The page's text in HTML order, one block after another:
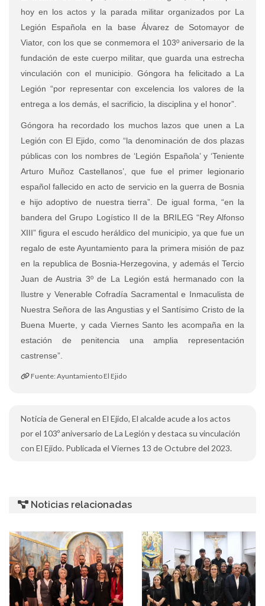
hoy en los actos y la parada militar organizados por La
Legión Española en la base Álvarez de Sotomayor de
Viator, con los que se conmemora el 103º aniversario de la
fundación de este cuerpo militar, que guarda una estrecha
vinculación con el municipio. Góngora ha felicitado a La
Legión “por representar con excelencia los valores de la
entrega a los demás, el sacrificio, la disciplina y el honor”.
Góngora ha recordado los muchos lazos que unen a La
Legión con El Ejido, como “la denominación de dos plazas
públicas con los nombres de ‘Legión Española’ y ‘Teniente
Arturo Muñoz Castellanos’, que fue el primer legionario
español fallecido en acto de servicio en la guerra de Bosnia
e hijo adoptivo de nuestra tierra”. De igual forma, “en la
bandera del Grupo Logístico II de la BRILEG “Rey Alfonso
XIII” figura el escudo heráldico del municipio, ya que fue un
regalo de este Ayuntamiento para la primera misión de paz
en la republica de Bosnia-Herzegovina, y además el Tercio
Juan de Austria 3º de La Legión está hermanado con la
Ilustre y Venerable Cofradía Sacramental e Inmaculista de
Nuestra Señora de las Angustias y el Santísimo Cristo de la
Buena Muerte, y cada Viernes Santo les acompaña en la
estación de penitencia una amplia representación
castrense”.
Fuente: Ayuntamiento El Ejido
Noticia de General en El Ejido, El alcalde acude a los actos
por el 103º aniversario de La Legión y destaca su vinculación
con El Ejido. Publicada el Viernes 13 de Octubre del 2023.
Noticias relacionadas